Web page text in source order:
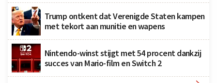
Trump ontkent dat Verenigde Staten kampen
met tekort aan munitie en wapens
Nintendo-winst stijgt met 54 procent dankzij
succes van Mario-film en Switch 2